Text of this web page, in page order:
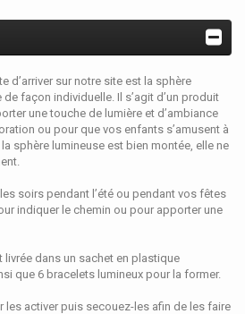
d’arriver sur notre site est la sphère
façon individuelle. Il s’agit d’un produit
une touche de lumière et d’ambiance
ou pour que vos enfants s’amusent à
sphère lumineuse est bien montée, elle ne
soirs pendant l’été ou pendant vos fêtes
indiquer le chemin ou pour apporter une
livrée dans un sachet en plastique
que 6 bracelets lumineux pour la former.
les activer puis secouez-les afin de les faire